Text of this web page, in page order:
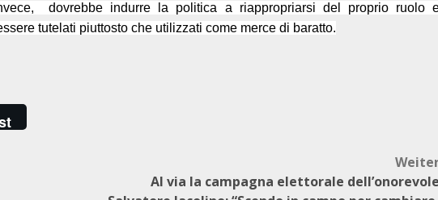
dovrebbe indurre la politica a riappropriarsi del proprio ruolo
tutelati piuttosto che utilizzati come merce di baratto.
Al via la campagna elettorale